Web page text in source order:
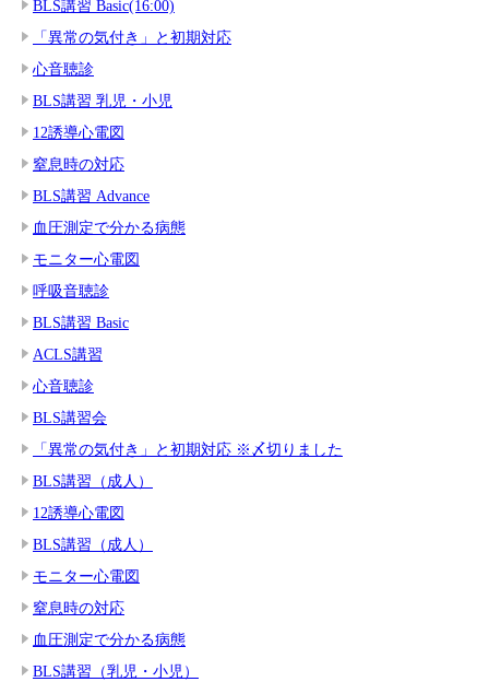
BLS講習 Basic(16:00)
「異常の気付き」と初期対応
心音聴診
BLS講習 乳児・小児
12誘導心電図
窒息時の対応
BLS講習 Advance
血圧測定で分かる病態
モニター心電図
呼吸音聴診
BLS講習 Basic
ACLS講習
心音聴診
BLS講習会
「異常の気付き」と初期対応 ※〆切りました
BLS講習（成人）
12誘導心電図
BLS講習（成人）
モニター心電図
窒息時の対応
血圧測定で分かる病態
BLS講習（乳児・小児）